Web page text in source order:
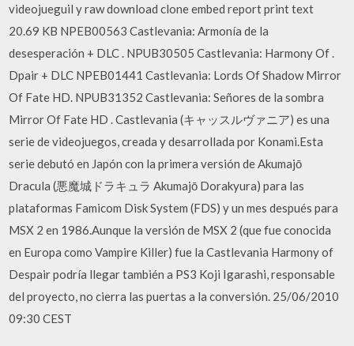
videojueguil y raw download clone embed report print text
20.69 KB NPEB00563 Castlevania: Armonía de la
desesperación + DLC . NPUB30505 Castlevania: Harmony Of .
Dpair + DLC NPEB01441 Castlevania: Lords Of Shadow Mirror
Of Fate HD. NPUB31352 Castlevania: Señores de la sombra
Mirror Of Fate HD . Castlevania (キャッスルヴァニア) es una
serie de videojuegos, creada y desarrollada por Konami.Esta
serie debutó en Japón con la primera versión de Akumajō
Dracula (悪魔城ドラキュラ Akumajō Dorakyura) para las
plataformas Famicom Disk System (FDS) y un mes después para
MSX 2 en 1986.Aunque la versión de MSX 2 (que fue conocida
en Europa como Vampire Killer) fue la Castlevania Harmony of
Despair podría llegar también a PS3 Koji Igarashi, responsable
del proyecto, no cierra las puertas a la conversión. 25/06/2010
09:30 CEST